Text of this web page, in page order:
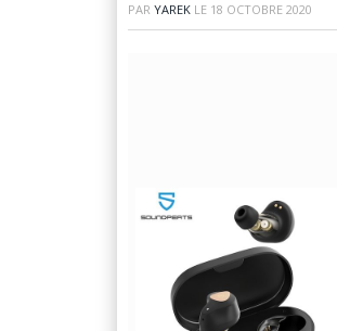
PAR YAREK LE 18 OCTOBRE 2020